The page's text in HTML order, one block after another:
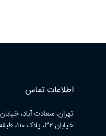
اطلاعات تماس
تهران، سعادت آباد،
خیابان ۳۲، پلاک ۱۱۰، طبقه دوم، واحد۳